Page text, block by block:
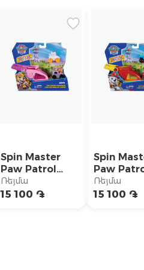
Spin Master
Paw Patrol
արձակիչ
մեքենաներով
Ռեյմա
15 100 ֏
Spin
Paw
արձակիչ
Ռեյմա
15 100 ֏